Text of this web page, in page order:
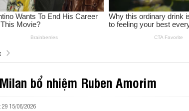
bổ nhiệm Ruben Amorim
15/06/2026